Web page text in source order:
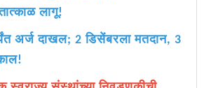
लागू!
अर्ज दाखल; 2 डिसेंबरला मतदान, 3